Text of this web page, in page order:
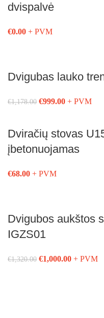
dvispalvė
€0.00 + PVM
Dvigubas lauko
€1,178.00 €999.00 + PVM
Dviračių stovas
įbetonuojamas
€68.00 + PVM
Dvigubos aukštos
IGZS01
€1,320.00 €1,000.00 + PVM